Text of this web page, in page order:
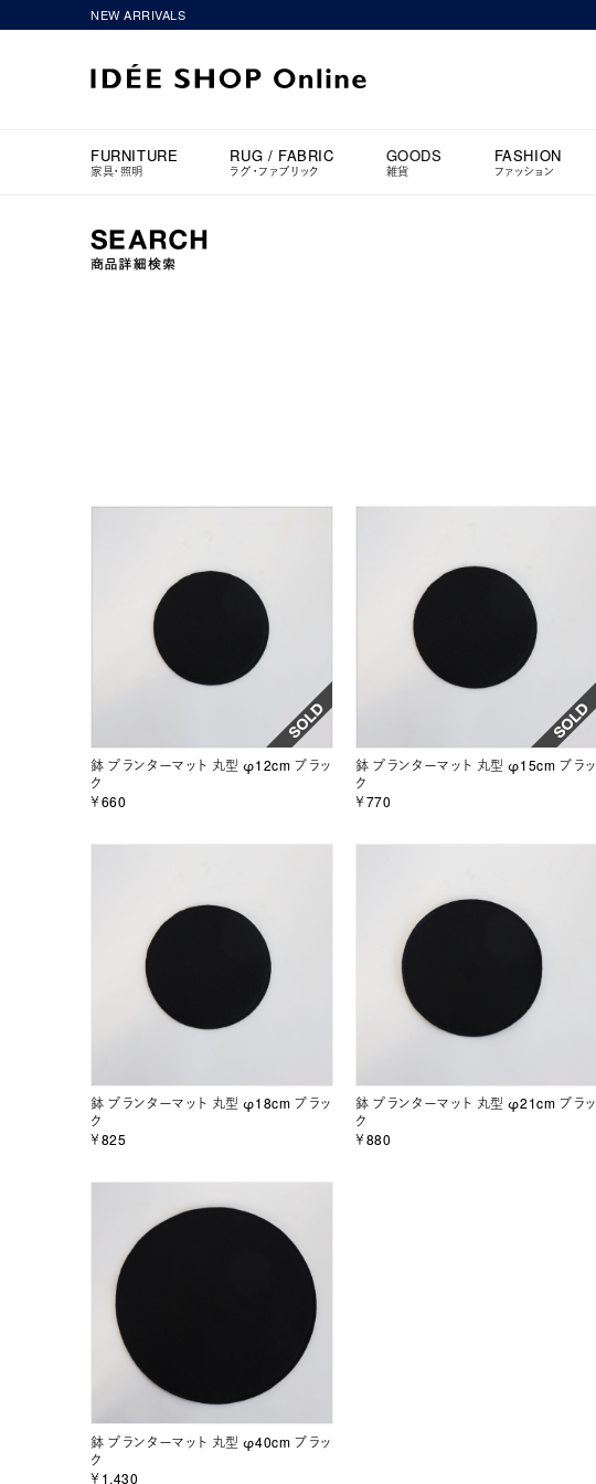
NEW ARRIVALS
FURNITURE
家具・照明
RUG / FABRIC
ラグ・ファブリック
GOODS
雑貨
FASHION
ファッション
鉢 プランターマット 丸型 φ12cm ブラッ
ク
￥660
鉢 プランターマット 丸型 φ15cm ブラッ
ク
￥770
鉢 プランターマット 丸型 φ18cm ブラッ
ク
￥825
鉢 プランターマット 丸型 φ21cm ブラッ
ク
￥880
鉢 プランターマット 丸型 φ40cm ブラッ
ク
￥1,430